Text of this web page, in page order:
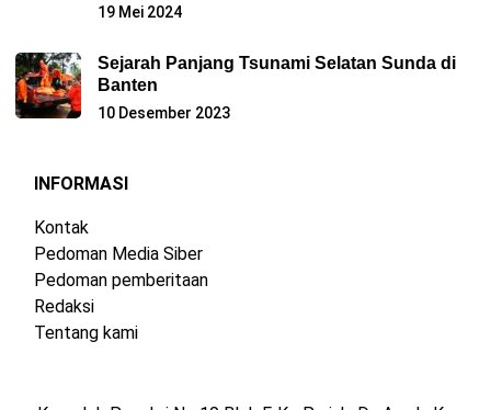
19 Mei 2024
Sejarah Panjang Tsunami Selatan Sunda di
Banten
10 Desember 2023
INFORMASI
Kontak
Pedoman Media Siber
Pedoman pemberitaan
Redaksi
Tentang kami